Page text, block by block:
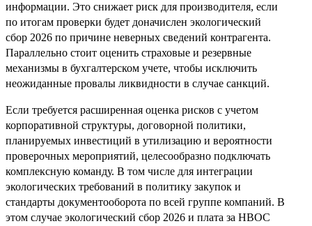
информации. Это снижает риск для производителя, если
по итогам проверки будет доначислен экологический
сбор 2026 по причине неверных сведений контрагента.
Параллельно стоит оценить страховые и резервные
механизмы в бухгалтерском учете, чтобы исключить
неожиданные провалы ликвидности в случае санкций.
Если требуется расширенная оценка рисков с учетом
корпоративной структуры, договорной политики,
планируемых инвестиций в утилизацию и вероятности
проверочных мероприятий, целесообразно подключать
комплексную команду. В том числе для интеграции
экологических требований в политику закупок и
стандарты документооборота по всей группе компаний. В
этом случае экологический сбор 2026 и плата за НВОС